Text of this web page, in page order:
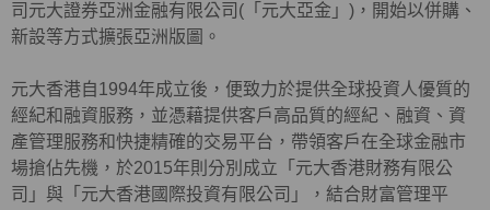
司元大證券亞洲金融有限公司(「元大亞金」)，開始以併購、
新設等方式擴張亞洲版圖。
元大香港自1994年成立後，便致力於提供全球投資人優質的
經紀和融資服務，並憑藉提供客戶高品質的經紀、融資、資
產管理服務和快捷精確的交易平台，帶領客戶在全球金融市
場搶佔先機，於2015年則分別成立「元大香港財務有限公
司」與「元大香港國際投資有限公司」，結合財富管理平